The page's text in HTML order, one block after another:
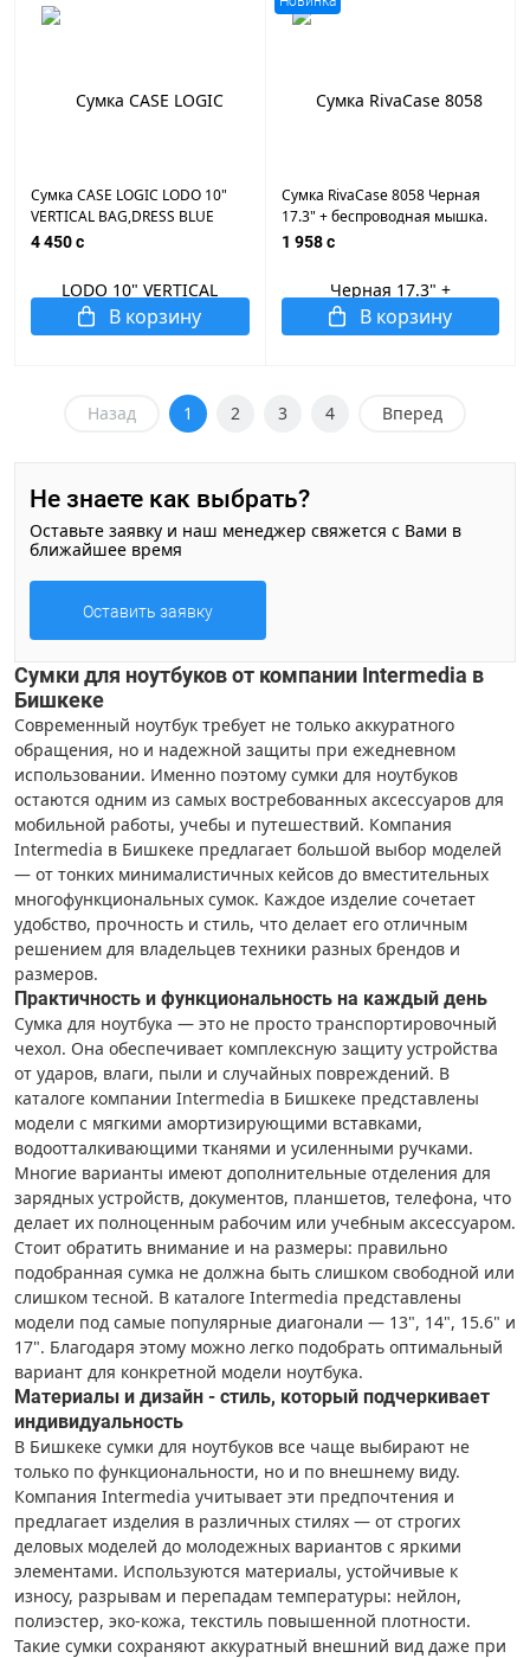
Сумка CASE LOGIC LODO 10"
VERTICAL BAG,DRESS BLUE
4 450 c
В корзину
Сумка RivaCase 8058 Черная
17.3" + беспроводная мышка.
Ультра тонкая, , переднее
плечевой ремень.
1 958 c
В корзину
Назад 1 2 3 4 Вперед
Не знаете как выбрать?
Оставьте заявку и наш менеджер свяжется с Вами в
ближайшее время
Оставить заявку
Сумки для ноутбуков от компании Intermedia в
Бишкеке
Современный ноутбук требует не только аккуратного
обращения, но и надежной защиты при ежедневном
использовании. Именно поэтому сумки для ноутбуков
остаются одним из самых востребованных аксессуаров для
мобильной работы, учебы и путешествий. Компания
Intermedia в Бишкеке предлагает большой выбор моделей
— от тонких минималистичных кейсов до вместительных
многофункциональных сумок. Каждое изделие сочетает
удобство, прочность и стиль, что делает его отличным
решением для владельцев техники разных брендов и
размеров.
Практичность и функциональность на каждый день
Сумка для ноутбука — это не просто транспортировочный
чехол. Она обеспечивает комплексную защиту устройства
от ударов, влаги, пыли и случайных повреждений. В
каталоге компании Intermedia в Бишкеке представлены
модели с мягкими амортизирующими вставками,
водоотталкивающими тканями и усиленными ручками.
Многие варианты имеют дополнительные отделения для
зарядных устройств, документов, планшетов, телефона, что
делает их полноценным рабочим или учебным аксессуаром.
Стоит обратить внимание и на размеры: правильно
подобранная сумка не должна быть слишком свободной или
слишком тесной. В каталоге Intermedia представлены
модели под самые популярные диагонали — 13", 14", 15.6" и
17". Благодаря этому можно легко подобрать оптимальный
вариант для конкретной модели ноутбука.
Материалы и дизайн - стиль, который подчеркивает
индивидуальность
В Бишкеке сумки для ноутбуков все чаще выбирают не
только по функциональности, но и по внешнему виду.
Компания Intermedia учитывает эти предпочтения и
предлагает изделия в различных стилях — от строгих
деловых моделей до молодежных вариантов с яркими
элементами. Используются материалы, устойчивые к
износу, разрывам и перепадам температуры: нейлон,
полиэстер, эко-кожа, текстиль повышенной плотности.
Такие сумки сохраняют аккуратный внешний вид даже при